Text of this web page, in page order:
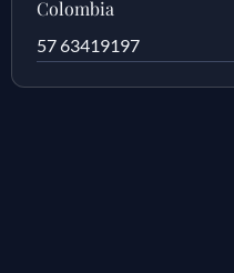
Colombia
57 63419197